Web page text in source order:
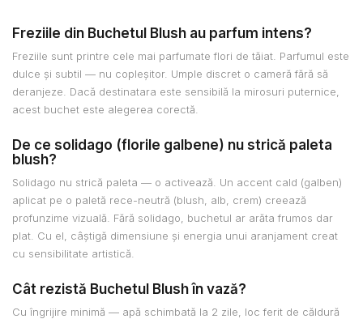
Freziile din Buchetul Blush au parfum intens?
Freziile sunt printre cele mai parfumate flori de tăiat. Parfumul este
dulce și subtil — nu copleșitor. Umple discret o cameră fără să
deranjeze. Dacă destinatara este sensibilă la mirosuri puternice,
acest buchet este alegerea corectă.
De ce solidago (florile galbene) nu strică paleta
blush?
Solidago nu strică paleta — o activează. Un accent cald (galben)
aplicat pe o paletă rece-neutră (blush, alb, crem) creează
profunzime vizuală. Fără solidago, buchetul ar arăta frumos dar
plat. Cu el, câștigă dimensiune și energia unui aranjament creat
cu sensibilitate artistică.
Cât rezistă Buchetul Blush în vază?
Cu îngrijire minimă — apă schimbată la 2 zile, loc ferit de căldură